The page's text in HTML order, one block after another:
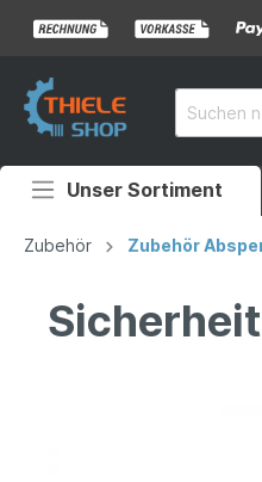
Unser Sortiment
Auffahrrampen
Rollstuhlrampen
Zubehör Zubehör